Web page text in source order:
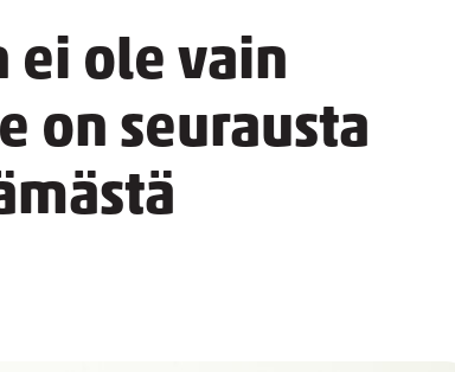
ei ole vain
on seurausta